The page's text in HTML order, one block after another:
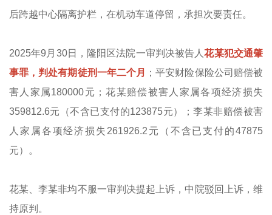
后跨越中心隔离护栏，在机动车道停留，承担次要责任。
2025年9月30日，隆阳区法院一审判决被告人花某犯交通肇
事罪，判处有期徒刑一年二个月
；平安财险保险公司赔偿被
害人家属180000元；花某赔偿被害人家属各项经济损失
359812.6元（不含已支付的123875元）；李某非赔偿被害
人家属各项经济损失261926.2元（不含已支付的47875
元）。
花某、李某非均不服一审判决提起上诉，中院驳回上诉，维
持原判。